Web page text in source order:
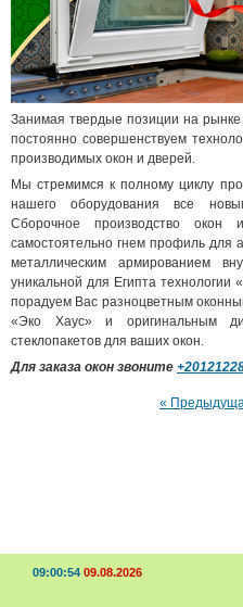
Занимая твердые позиции на
постоянно совершенствуем
производимых окон и дверей.
Мы стремимся к полному циклу
нашего оборудования все
Сборочное производство
самостоятельно гнем профиль для
металлическим армированием
уникальной для Египта
порадуем Вас разноцветным
«Эко Хаус» и оригинальным
стеклопакетов для ваших окон.
Для заказа окон звоните
«
09:00:55 09.08.2026